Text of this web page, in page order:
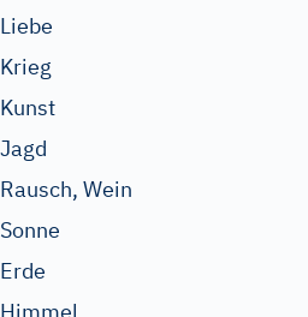
Liebe
Krieg
Kunst
Jagd
Rausch, Wein
Sonne
Erde